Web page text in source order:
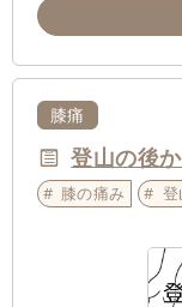
膝痛
登山の後
膝の痛み 登